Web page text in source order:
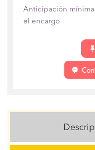
Anticipación mínima
el encargo